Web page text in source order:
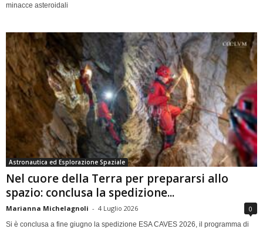
minacce asteroidali
Astronautica ed Esplorazione Spaziale
Nel cuore della Terra per prepararsi allo
spazio: conclusa la spedizione...
Marianna Michelagnoli - 4 Luglio 2026 0
Si è conclusa a fine giugno la spedizione ESA CAVES 2026, il programma di